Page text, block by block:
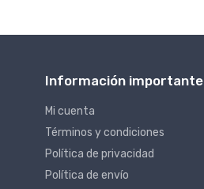
Información importante
Mi cuenta
Términos y condiciones
Política de privacidad
Política de envío